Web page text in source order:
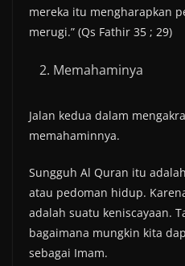
mereka itu mengharapkan
merugi.” (Qs Fathir 35 ; 29)
Memahaminya
Jalan kedua dalam
memahaminnya.
Sungguh Al Quran itu
atau pedoman hidup.
adalah suatu keniscayaan.
bagaimana mungkin kita
sebagai Imam.